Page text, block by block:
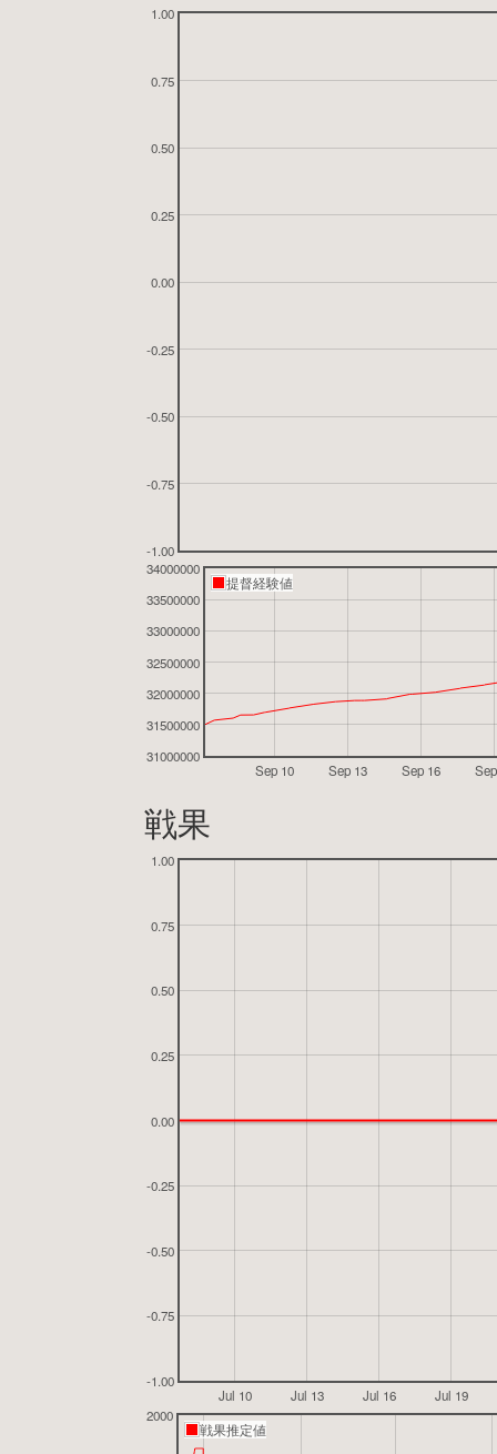
-1.00
-0.75
-0.50
-0.25
0.00
0.25
0.50
0.75
1.00
Sep 10 Sep 13 Sep 16
31000000
31500000
32000000
32500000
33000000
33500000
34000000
提督経験値
戦果
Jul 10 Jul 13 Jul 16 Jul 19
-1.00
-0.75
-0.50
-0.25
0.00
0.25
0.50
0.75
1.00
2000
戦果推定値